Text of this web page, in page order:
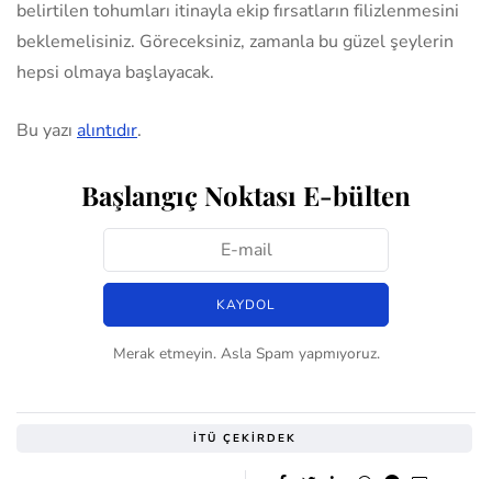
belirtilen tohumları itinayla ekip fırsatların filizlenmesini
beklemelisiniz. Göreceksiniz, zamanla bu güzel şeylerin
hepsi olmaya başlayacak.
Bu yazı alıntıdır.
Başlangıç Noktası E-bülten
Merak etmeyin. Asla Spam yapmıyoruz.
İTÜ ÇEKIRDEK